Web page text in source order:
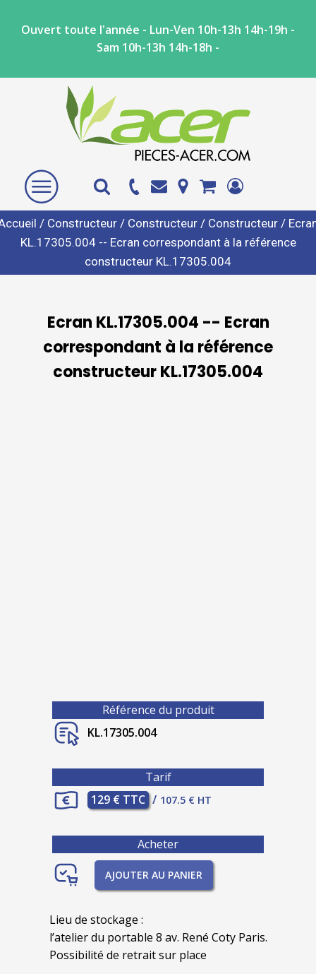
Ouvert toute l'année - Lun-Ven 10h-13h 14h-19h -
Sam 10h-13h 14h-18h -
/ Constructeur / Constructeur / Constructeur /
KL.17305.004 -- Ecran correspondant à la référence
constructeur KL.17305.004
Ecran KL.17305.004 -- Ecran
correspondant à la référence
constructeur KL.17305.004
Référence du produit
KL.17305.004
Tarif
129 € TTC / 107.5 € HT
Acheter
AJOUTER AU PANIER
Lieu de stockage :
l’atelier du portable 8 av. René Coty Paris.
Possibilité de retrait sur place